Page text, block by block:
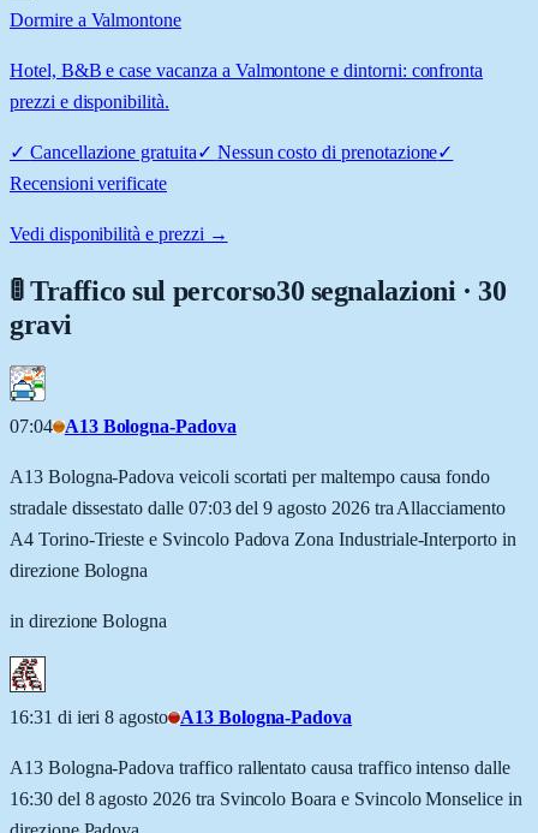
Dormire a Valmontone
Hotel, B&B e case vacanza a Valmontone e dintorni: confronta
prezzi e disponibilità.
✓ Cancellazione gratuita✓ Nessun costo di prenotazione✓
Recensioni verificate
Vedi disponibilità e prezzi →
🚦 Traffico sul percorso30 segnalazioni · 30
gravi
07:04 A13 Bologna-Padova
A13 Bologna-Padova veicoli scortati per maltempo causa fondo
stradale dissestato dalle 07:03 del 9 agosto 2026 tra Allacciamento
A4 Torino-Trieste e Svincolo Padova Zona Industriale-Interporto in
direzione Bologna
in direzione Bologna
16:31 di ieri 8 agosto A13 Bologna-Padova
A13 Bologna-Padova traffico rallentato causa traffico intenso dalle
16:30 del 8 agosto 2026 tra Svincolo Boara e Svincolo Monselice in